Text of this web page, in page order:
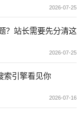
2026-07-25
？站长需要先分清这
2026-07-25
索引擎看见你
2026-07-16